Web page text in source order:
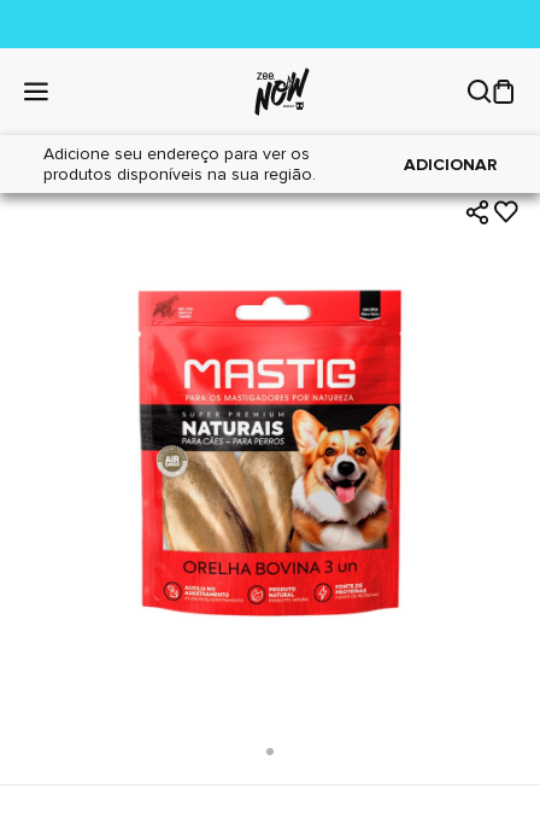
Adicione seu endereço para ver os
produtos disponíveis na sua região.
ADICIONAR
Home|Cães|Petiscos